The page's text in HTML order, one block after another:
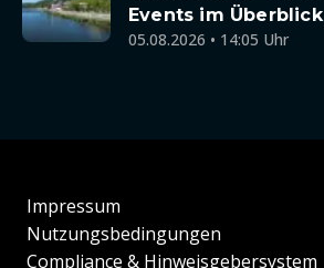
Events im Überblick
05.08.2026 • 14:05 Uhr
Impressum
Nutzungsbedingungen
Compliance & Hinweisgebersystem